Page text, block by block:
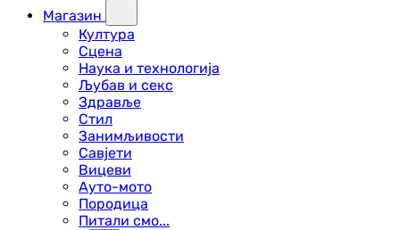
Магазин
Култура
Сцена
Наука и технологија
Љубав и секс
Здравље
Стил
Занимљивости
Савјети
Вицеви
Ауто-мото
Породица
Питали смо...